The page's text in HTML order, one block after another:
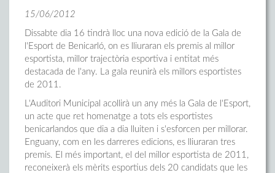
15/06/2012
Dissabte dia 16 tindrà lloc una nova edició de la Gala de
l'Esport de Benicarló, on es lliuraran els premis al millor
esportista, millor trajectòria esportiva i entitat més
destacada de l'any. La gala reunirà els millors esportistes
de 2011.
L'Auditori Municipal acollirà un any més la Gala de l'Esport,
un acte que ret homenatge a tots els esportistes
benicarlandos que dia a dia lluiten i s'esforcen per millorar.
Enguany, com en les darreres edicions, es lliuraran tres
premis. El més important, el del millor esportista de 2011,
reconeixerà els mèrits esportius dels 20 candidats que les